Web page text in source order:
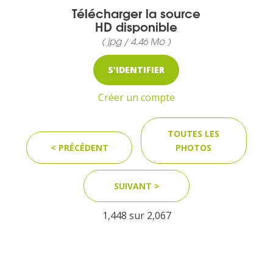
Journaliste
Qui sommes nous
Planning actions IRT
Marchés / Achats
Télécharger la source
HD disponible
( jpg / 4.46 Mo )
S'IDENTIFIER
Créer un compte
< PRÉCÉDENT
TOUTES LES
PHOTOS
SUIVANT >
1,448 sur 2,067